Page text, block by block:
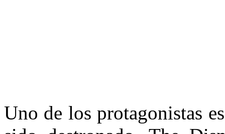
Uno de los protagonistas